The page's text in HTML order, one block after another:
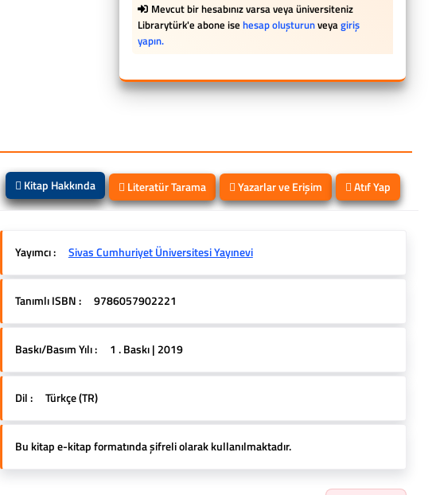
Mevcut bir hesabınız varsa veya üniversiteniz
Librarytürk'e abone ise hesap oluşturunveyagiriş
yapın.
Kitap Hakkında Literatür Tarama Yazarlar ve Erişim Atıf Yap
Yayımcı : Sivas Cumhuriyet Üniversitesi Yayınevi
Tanımlı ISBN : 9786057902221
Baskı/Basım Yılı : 1 . Baskı | 2019
Dil : Türkçe (TR)
Bu kitap e-kitap formatında şifreli olarak kullanılmaktadır.